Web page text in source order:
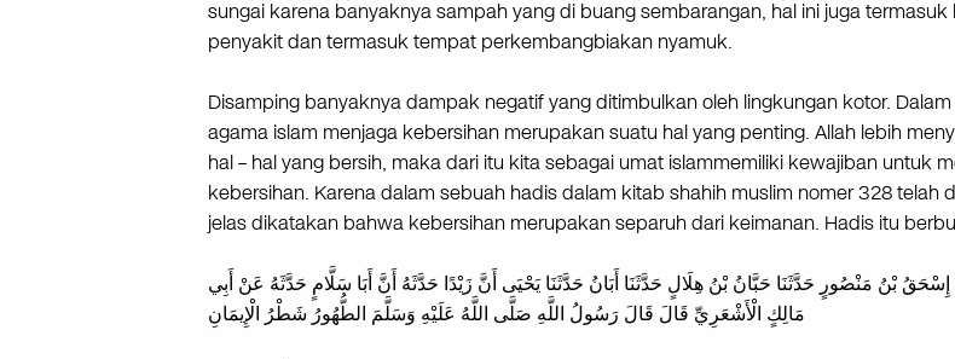
sungai karena banyaknya sampah yang di buang sembarangan, hal ini juga termasuk
penyakit dan termasuk tempat perkembangbiakan nyamuk.
Disamping banyaknya dampak negatif yang ditimbulkan oleh lingkungan kotor. Dalam
agama islam menjaga kebersihan merupakan suatu hal yang penting. Allah lebih
hal – hal yang bersih, maka dari itu kita sebagai umat islammemiliki kewajiban untuk
kebersihan. Karena dalam sebuah hadis dalam kitab shahih muslim nomer 328 telah
jelas dikatakan bahwa kebersihan merupakan separuh dari keimanan. Hadis itu
إِسْحَقُ بْنُ مَنْصُورٍ حَدَّثَنَا حَبَّانُ بْنُ هِلَالٍ حَدَّثَنَا أَبَانُ حَدَّثَنَا يَحْيَى أَنَّ زَيْدًا حَدَّثَهُ أَنَّ أَبَا سَلَّامٍ حَدَّثَهُ عَنْ أَبِي
مَالِكٍ الْأَشْعَرِيِّ قَالَ قَالَ رَسُولُ اللَّهِ صَلَّى اللَّهُ عَلَيْهِ وَسَلَّمَ الطُّهُورُ شَطْرُ الْإِيمَانِ